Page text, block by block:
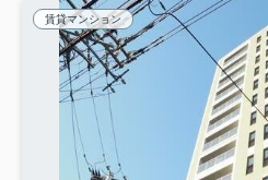
賃貸マンション